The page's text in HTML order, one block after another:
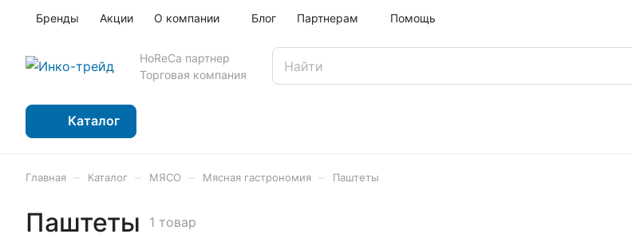
Бренды Акции О компании Блог Партнерам Помощь
HoReCa партнер
Торговая компания
Каталог
Главная Каталог МЯСО Мясная гастрономия Паштеты
Паштеты 1 товар